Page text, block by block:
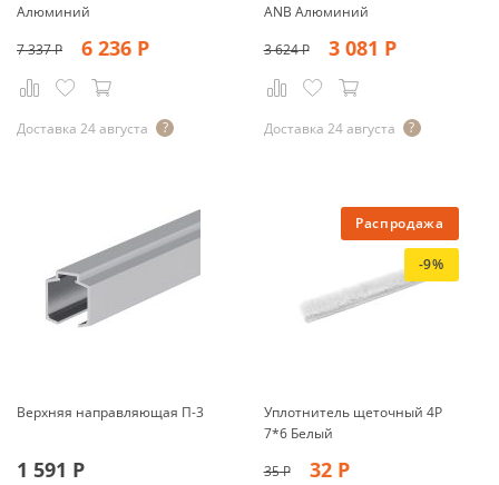
Алюминий
7 337Р 6 236 Р
Доставка 24 августа
ANB Алюминий
3 624Р 3 081 Р
Доставка 24 августа
Верхняя направляющая П-3
1 591 Р
Распродажа
-9%
Уплотнитель щеточный 4Р
7*6 Белый
35Р 32Р